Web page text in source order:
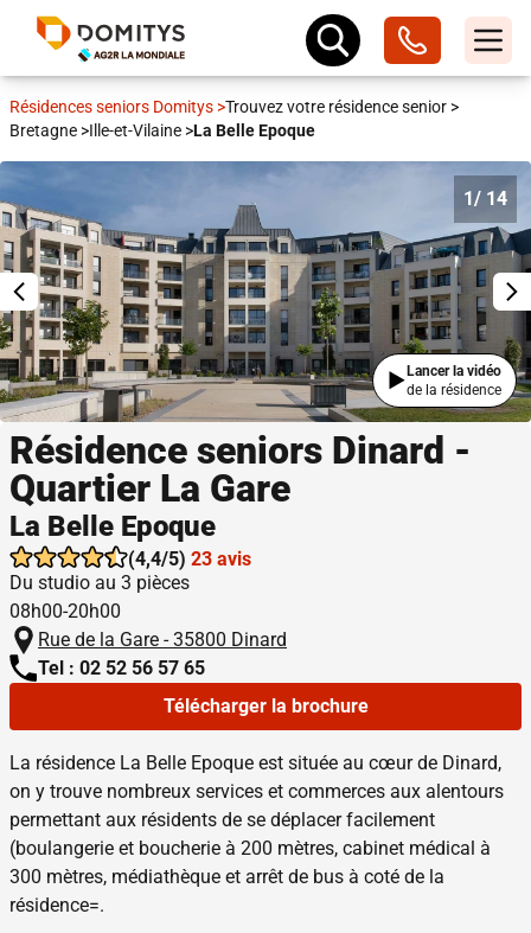
Résidences seniors Domitys >Trouvez votre résidence senior >
Bretagne >Ille-et-Vilaine >La Belle Epoque
1/ 14
Lancer la vidéo
de la résidence
Résidence seniors Dinard -
Quartier La Gare
La Belle Epoque
(4,4/5) 23 avis
Du studio au 3 pièces
08h00-20h00
Rue de la Gare - 35800 Dinard
Tel : 02 52 56 57 65
Télécharger la brochure
La résidence La Belle Epoque est située au cœur de Dinard,
on y trouve nombreux services et commerces aux alentours
permettant aux résidents de se déplacer facilement
(boulangerie et boucherie à 200 mètres, cabinet médical à
300 mètres, médiathèque et arrêt de bus à coté de la
résidence=.